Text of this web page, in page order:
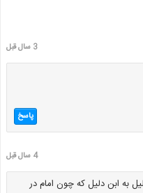
3 سال قبل
پاسخ
4 سال قبل
به ابن دلیل که چون امام در